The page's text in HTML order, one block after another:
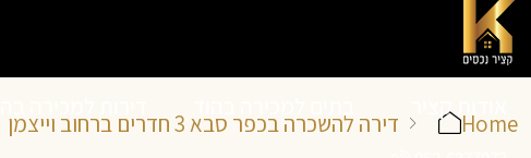
אודות קציר
Home דירה להשכרה בכפר סבא 3 חדרים ברחוב וייצמן